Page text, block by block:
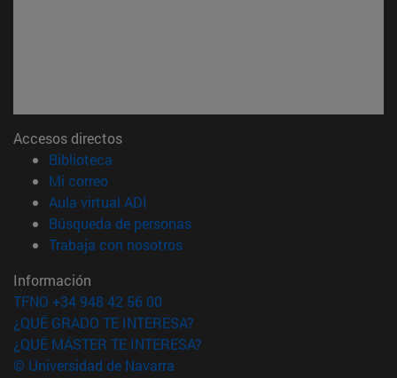
Accesos directos
Biblioteca
Mi correo(abre en nueva ventana)
Aula virtual ADI
Búsqueda de personas(abre en nueva ventana)
Trabaja con nosotros(abre en nueva ventana)
Información
TFNO +34 948 42 56 00
¿QUÉ GRADO TE INTERESA?
¿QUÉ MÁSTER TE INTERESA?
© Universidad de Navarra